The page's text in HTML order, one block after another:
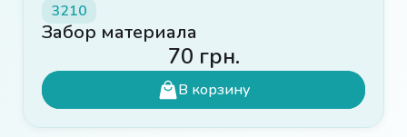
3210
Забор материала
70 грн.
В корзину